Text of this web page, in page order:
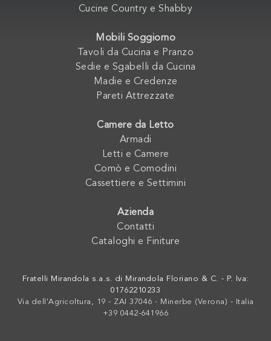
Cucine Country e Shabby
Mobili Soggiorno
Tavoli da Cucina e Pranzo
Sedie e Sgabelli da Cucina
Madie e Credenze
Pareti Attrezzate
Camere da Letto
Armadi
Letti e Camere
Comò e Comodini
Cassettiere e Settimini
Azienda
Contatti
Cataloghi e Finiture
Fratelli Mirandola s.a.s. di Mirandola Floriano & C. - P. Iva:
01762210233
Via dell'Agricoltura, 19 - ZAI 37046 - Minerbe (Verona) - Italia
+39 0442-641966